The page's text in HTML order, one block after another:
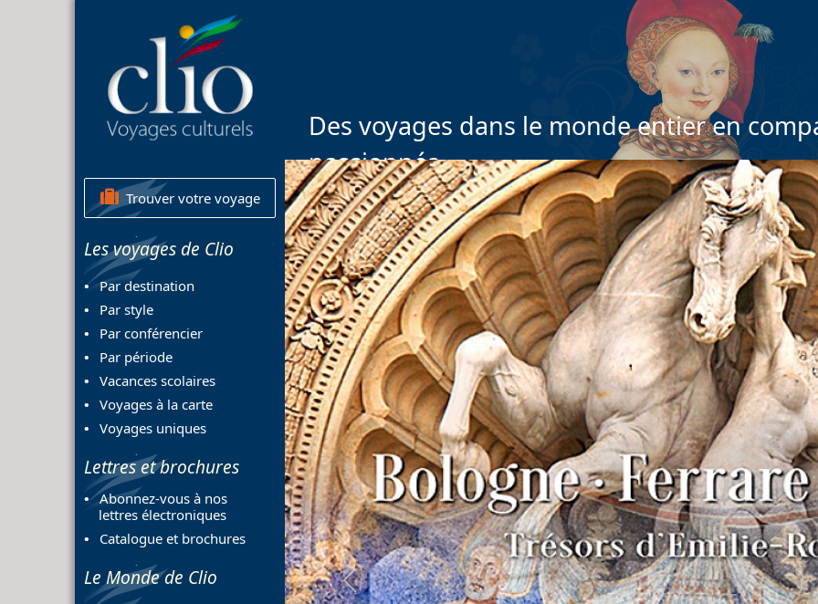
Des voyages dans le monde entier en
passionnés
Trouver votre voyage
Les voyages de Clio
Par destination
Par style
Par conférencier
Par période
Vacances scolaires
Voyages à la carte
Voyages uniques
Lettres et brochures
Abonnez-vous à nos
lettres électroniques
Catalogue et brochures
Le Monde de Clio
Previous